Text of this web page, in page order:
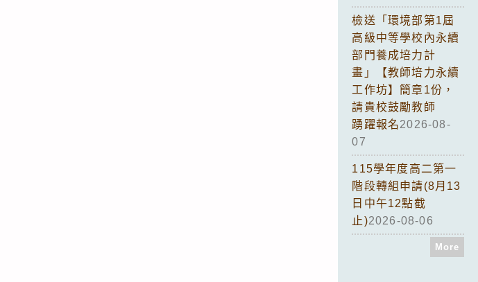
檢送「環境部第1屆
高級中等學校內永續
部門養成培力計
畫」【教師培力永續
工作坊】簡章1份，
請貴校鼓勵教師
踴躍報名2026-08-
07
115學年度高二第一
階段轉組申請(8月13
日中午12點截
止)2026-08-06
More